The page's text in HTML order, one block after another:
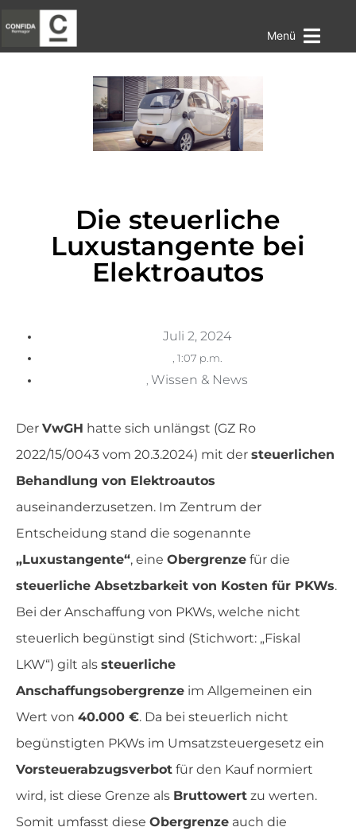
Menü
Die steuerliche
Luxustangente bei
Elektroautos
Juli 2, 2024
, 1:07 p.m.
, Wissen & News
Der VwGH hatte sich unlängst (GZ Ro
2022/15/0043 vom 20.3.2024) mit der steuerlichen
Behandlung von Elektroautos
auseinanderzusetzen. Im Zentrum der
Entscheidung stand die sogenannte
„Luxustangente“, eine Obergrenze für die
steuerliche Absetzbarkeit von Kosten für PKWs.
Bei der Anschaffung von PKWs, welche nicht
steuerlich begünstigt sind (Stichwort: „Fiskal
LKW“) gilt als steuerliche
Anschaffungsobergrenze im Allgemeinen ein
Wert von 40.000 €. Da bei steuerlich nicht
begünstigten PKWs im Umsatzsteuergesetz ein
Vorsteuerabzugsverbot für den Kauf normiert
wird, ist diese Grenze als Bruttowert zu werten.
Somit umfasst diese Obergrenze auch die